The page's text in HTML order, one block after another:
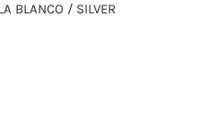
BLANCO / SILVER